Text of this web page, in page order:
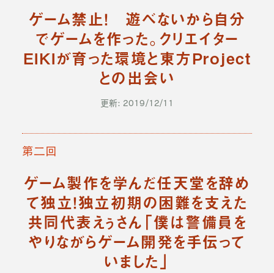
ゲーム禁止！ 遊べないから自分
でゲームを作った。クリエイター
EIKIが育った環境と東方Project
との出会い
更新: 2019/12/11
第二回
ゲーム製作を学んだ任天堂を辞め
て独立！独立初期の困難を支えた
共同代表えぅさん「僕は警備員を
やりながらゲーム開発を手伝って
いました」